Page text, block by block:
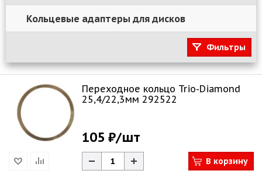
Кольцевые адаптеры для дисков
Фильтры
Переходное кольцо Trio-Diamond
25,4/22,3мм 292522
105 ₽/шт
В корзину